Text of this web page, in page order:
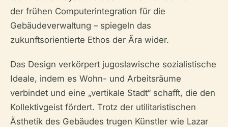
der frühen Computerintegration für die
Gebäudeverwaltung – spiegeln das
zukunftsorientierte Ethos der Ära wider.
Das Design verkörpert jugoslawische sozialistische
Ideale, indem es Wohn- und Arbeitsräume
verbindet und eine „vertikale Stadt“ schafft, die den
Kollektivgeist fördert. Trotz der utilitaristischen
Ästhetik des Gebäudes trugen Künstler wie Lazar